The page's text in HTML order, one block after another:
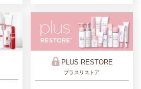
PLUS RESTORE
プラスリストア